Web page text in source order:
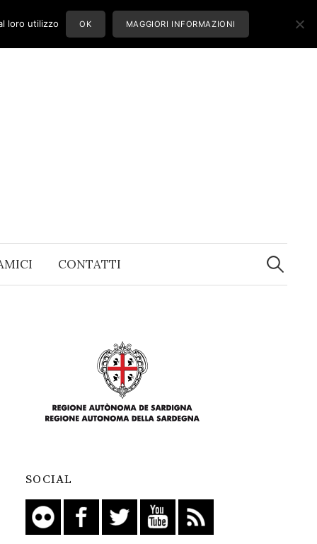
CONTATTI
Ricerca
per:
SOCIAL
loro utilizzo OK MAGGIORI INFORMAZIONI